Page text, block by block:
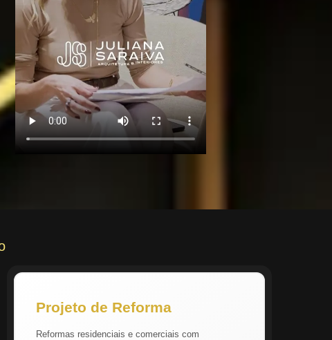
Projeto de Reforma
Reformas residenciais e comerciais com